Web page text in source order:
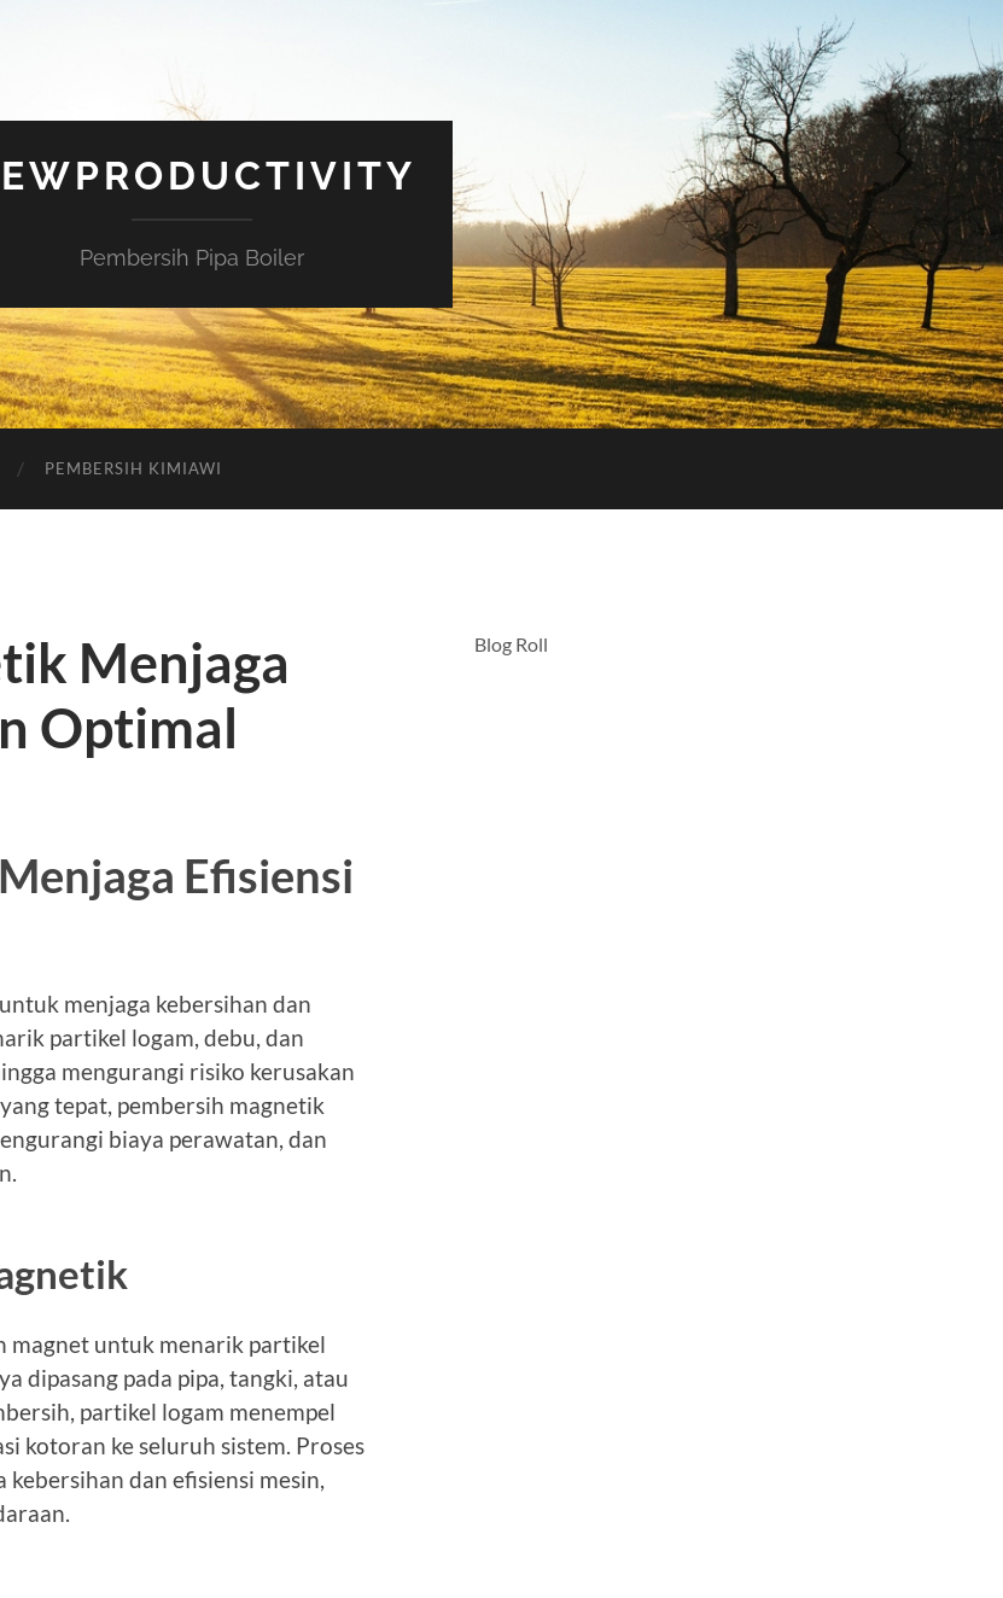
Pembersih Pipa Boiler
PEMBERSIH KIMIAWI
Menjaga
Optimal
Efisiensi
menjaga kebersihan dan
partikel logam, debu, dan
mengurangi risiko kerusakan
tepat, pembersih magnetik
biaya perawatan, dan
magnet untuk menarik partikel
dipasang pada pipa, tangki, atau
partikel logam menempel
kotoran ke seluruh sistem. Proses
dan efisiensi mesin,
Blog Roll